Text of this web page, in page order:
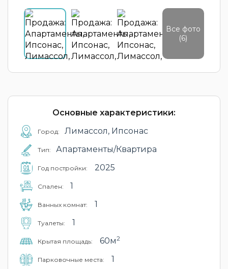
Все фото
(6)
Основные характеристики:
Город: Лимассол, Ипсонас
Тип: Апартаменты/Квартира
Год постройки: 2025
Cпален: 1
Ванных комнат: 1
Туалеты: 1
Крытая площадь: 60м2
Парковочные места: 1